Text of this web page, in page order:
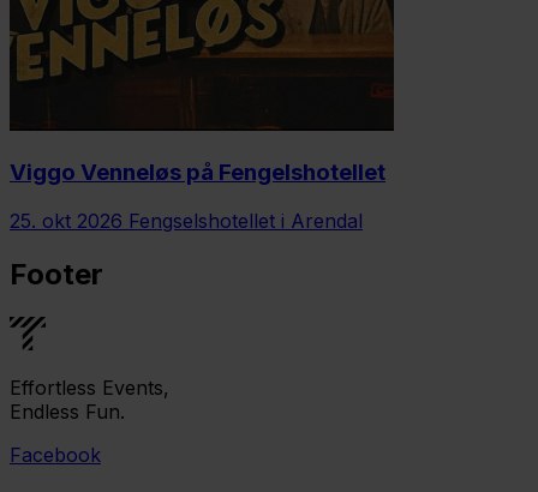
Viggo Venneløs på Fengelshotellet
25. okt 2026 Fengselshotellet i Arendal
Footer
Effortless Events,
Endless Fun.
Facebook